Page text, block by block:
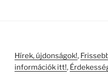
Hírek, újdonságok!,
információk itt!,